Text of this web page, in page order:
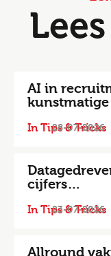
AI in
In Tips & Tricks
28-07-2026
cijfers…
In Tips & Tricks
23-07-2026
Allround